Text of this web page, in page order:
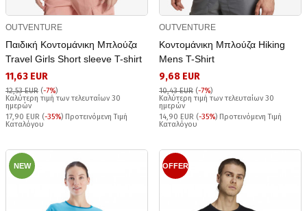
OUTVENTURE
Παιδική Κοντομάνικη Μπλούζα
Travel Girls Short sleeve T-shirt
11,63 EUR
12,53 EUR (-7%)
Καλύτερη τιμή των τελευταίων 30
ημερών
17,90 EUR (-35%) Προτεινόμενη Τιμή
Καταλόγου
OUTVENTURE
Κοντομάνικη Μπλούζα Hiking
Mens T-Shirt
9,68 EUR
10,43 EUR (-7%)
Καλύτερη τιμή των τελευταίων 30
ημερών
14,90 EUR (-35%) Προτεινόμενη Τιμή
Καταλόγου
NEW OFFER